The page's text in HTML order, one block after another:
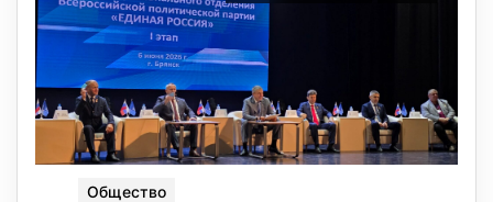
Общество